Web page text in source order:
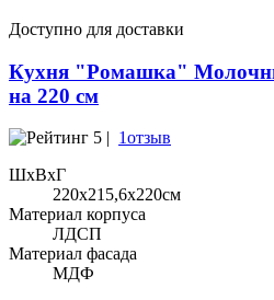
Доступно для доставки
Кухня "Ромашка"
на 220 см
5 | 1отзыв
ШхВхГ
220x215,6х220см
Материал корпуса
ЛДСП
Материал фасада
МДФ